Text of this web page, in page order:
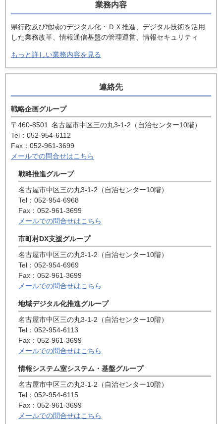
業務内容
県行政及び地域のデジタル化・ＤＸ推進、デジタル技術を活用
した業務改革、情報通信基盤の管理運営、情報セキュリティ
もっと詳しい業務内容を見る
連絡先
戦略企画グループ
〒460-8501
名古屋市中区三の丸3-1-2（自治センター10階）
Tel：052-954-6112
Fax：052-961-3699
メールでの問合せはこちら
戦略推進グループ
名古屋市中区三の丸3-1-2（自治センター10階）
Tel：052-954-6968
Fax：052-961-3699
メールでの問合せはこちら
市町村DX支援グループ
名古屋市中区三の丸3-1-2（自治センター10階）
Tel：052-954-6969
Fax：052-961-3699
メールでの問合せはこちら
地域デジタル化推進グループ
名古屋市中区三の丸3-1-2（自治センター10階）
Tel：052-954-6113
Fax：052-961-3699
メールでの問合せはこちら
情報システム室システム・基盤グループ
名古屋市中区三の丸3-1-2（自治センター10階）
Tel：052-954-6115
Fax：052-961-3699
メールでの問合せはこちら